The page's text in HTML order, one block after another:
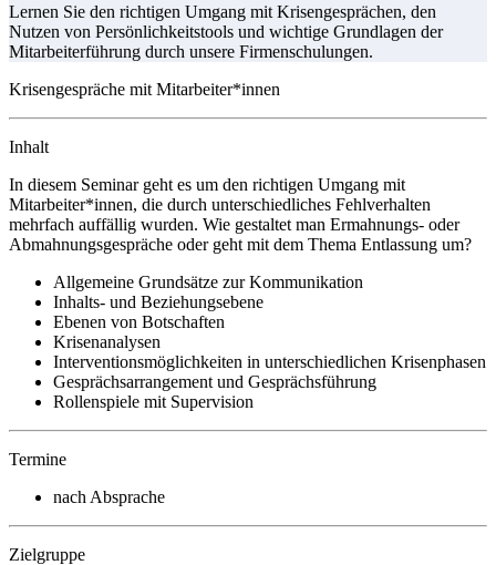
Lernen Sie den richtigen Umgang mit Krisengesprächen, den
Nutzen von Persönlichkeitstools und wichtige Grundlagen der
Mitarbeiterführung durch unsere Firmenschulungen.
Krisengespräche mit Mitarbeiter*innen
Inhalt
In diesem Seminar geht es um den richtigen Umgang mit
Mitarbeiter*innen, die durch unterschiedliches Fehlverhalten
mehrfach auffällig wurden. Wie gestaltet man Ermahnungs- oder
Abmahnungsgespräche oder geht mit dem Thema Entlassung um?
Allgemeine Grundsätze zur Kommunikation
Inhalts- und Beziehungsebene
Ebenen von Botschaften
Krisenanalysen
Interventionsmöglichkeiten in unterschiedlichen Krisenphasen
Gesprächsarrangement und Gesprächsführung
Rollenspiele mit Supervision
Termine
nach Absprache
Zielgruppe